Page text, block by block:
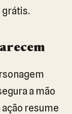
grátis.
a mão
ação resume